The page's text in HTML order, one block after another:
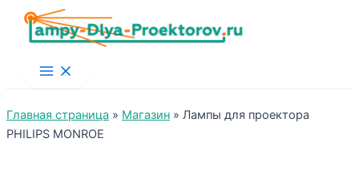
Main
Menu
Главная страница » Магазин » Лампы для проектора
PHILIPS MONROE